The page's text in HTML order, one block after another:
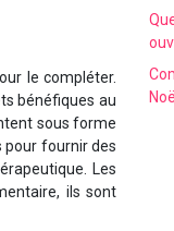
le compléter.
bénéfiques au
sous forme
pour fournir des
Les
ils sont